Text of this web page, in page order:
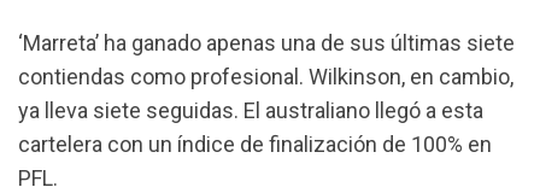
‘Marreta’ ha ganado apenas una de sus últimas siete
contiendas como profesional. Wilkinson, en cambio,
ya lleva siete seguidas. El australiano llegó a esta
cartelera con un índice de finalización de 100% en
PFL.